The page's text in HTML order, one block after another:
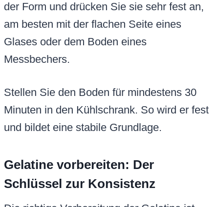
der Form und drücken Sie sie sehr fest an,
am besten mit der flachen Seite eines
Glases oder dem Boden eines
Messbechers.
Stellen Sie den Boden für mindestens 30
Minuten in den Kühlschrank. So wird er fest
und bildet eine stabile Grundlage.
Gelatine vorbereiten: Der
Schlüssel zur Konsistenz